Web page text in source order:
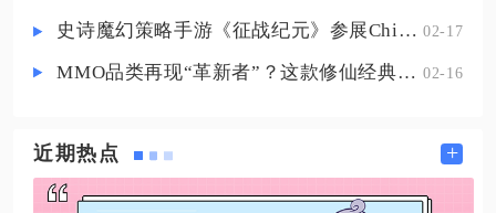
史诗魔幻策略手游《征战纪元》参展ChinaJoy，SLG与放置融合玩法来袭 02-17
MMO品类再现“革新者”？这款修仙经典IP产品在尝试破局 02-16
近期热点 +